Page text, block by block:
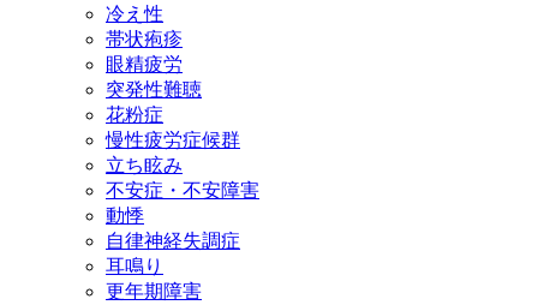
冷え性
帯状疱疹
眼精疲労
突発性難聴
花粉症
慢性疲労症候群
立ち眩み
不安症・不安障害
動悸
自律神経失調症
耳鳴り
更年期障害